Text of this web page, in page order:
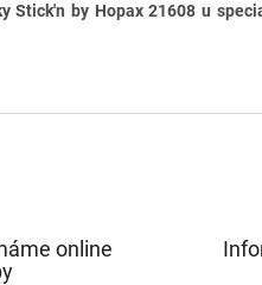
Stick'n by Hopax 21608 u
online